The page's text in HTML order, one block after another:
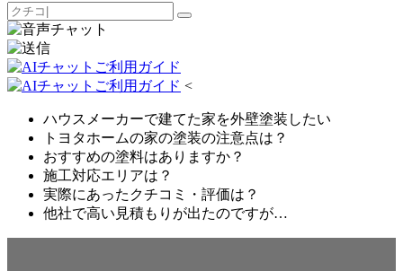
<
ハウスメーカーで建てた家を外壁塗装したい
トヨタホームの家の塗装の注意点は？
おすすめの塗料はありますか？
施工対応エリアは？
実際にあったクチコミ・評価は？
他社で高い見積もりが出たのですが…